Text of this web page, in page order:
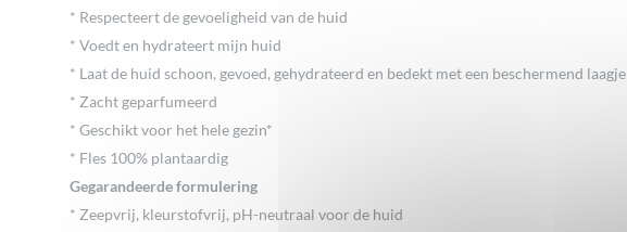
* Respecteert de gevoeligheid van de huid
* Voedt en hydrateert mijn huid
* Laat de huid schoon, gevoed, gehydrateerd en bedekt met een beschermend laagje
* Zacht geparfumeerd
* Geschikt voor het hele gezin*
* Fles 100% plantaardig
Gegarandeerde formulering
* Zeepvrij, kleurstofvrij, pH-neutraal voor de huid